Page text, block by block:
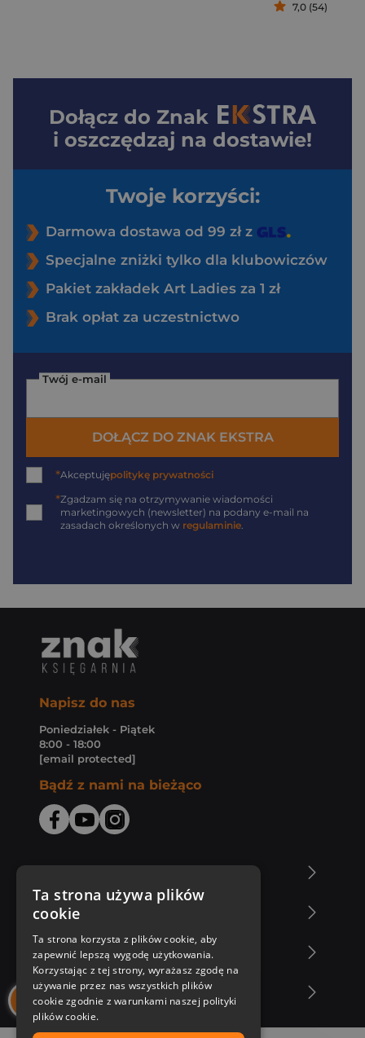
7,0 (54)
Dołącz do Znak
i oszczędzaj na dostawie!
Twoje korzyści:
Darmowa dostawa od 99 zł z
Specjalne zniżki tylko dla klubowiczów
Pakiet zakładek Art Ladies za 1 zł
Brak opłat za uczestnictwo
Twój e-mail
DOŁĄCZ DO ZNAK EKSTRA
*Akceptujępolitykę prywatności
*Zgadzam się na otrzymywanie wiadomości
marketingowych (newsletter) na podany e-mail na
zasadach określonych w regulaminie.
Napisz do nas
Poniedziałek - Piątek
8:00 - 18:00
[email protected]
Bądź z nami na bieżąco
Zakupy u nas
Nasza oferta
Nasi autorzy
Ta strona używa plików
cookie
Ta strona korzysta z plików cookie, aby
zapewnić lepszą wygodę użytkowania.
Korzystając z tej strony, wyrażasz zgodę na
używanie przez nas wszystkich plików
cookie zgodnie z warunkami naszej polityki
plików cookie.